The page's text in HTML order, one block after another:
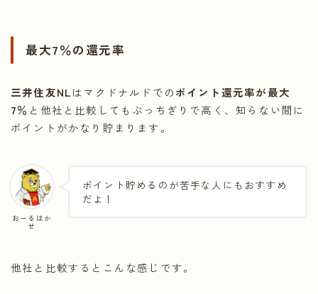
最大7％の還元率
三井住友NLはマクドナルドでのポイント還元率が最大
7％ と他社と比較してもぶっちぎりで高く、知らない間に
ポイントがかなり貯まります。
おーるはか
せ
ポイント貯めるのが苦手な人にもおすすめ
だよ！
他社と比較するとこんな感じです。